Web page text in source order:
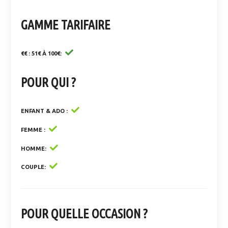
GAMME TARIFAIRE
€€ : 51€ À 100€
POUR QUI ?
ENFANT & ADO
FEMME
HOMME
COUPLE
POUR QUELLE OCCASION ?